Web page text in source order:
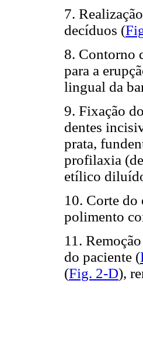
7.
decíduos (
8. Contorno
para a
lingual da
9. Fixação
dentes
prata,
profilaxia
etílico
10. Corte do
polimento
11.
do paciente (
(Fig. 2-D),